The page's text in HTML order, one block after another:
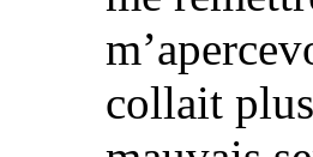
collait